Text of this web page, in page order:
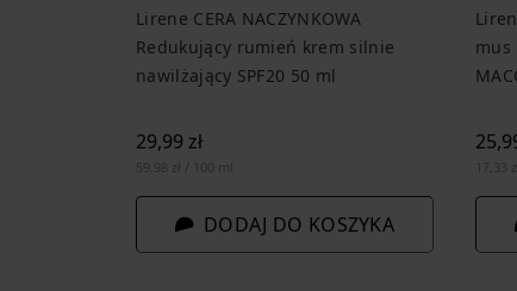
Lirene CERA NACZYNKOWA
Redukujący rumień krem silnie
nawilżający SPF20 50 ml
29,99 zł
59,98 zł / 100 ml
DODAJ DO KOSZYKA
mus
17,33